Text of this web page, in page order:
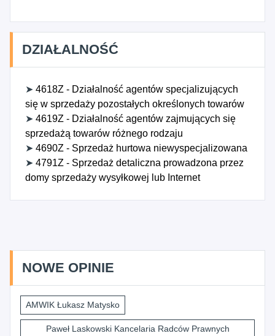
DZIAŁALNOŚĆ
➤ 4618Z - Działalność agentów specjalizujących
się w sprzedaży pozostałych określonych towarów
➤ 4619Z - Działalność agentów zajmujących się
sprzedażą towarów różnego rodzaju
➤ 4690Z - Sprzedaż hurtowa niewyspecjalizowana
➤ 4791Z - Sprzedaż detaliczna prowadzona przez
domy sprzedaży wysyłkowej lub Internet
NOWE OPINIE
AMWIK Łukasz Matysko
Paweł Laskowski Kancelaria Radców Prawnych